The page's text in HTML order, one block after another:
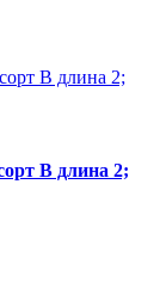
В длина 2;